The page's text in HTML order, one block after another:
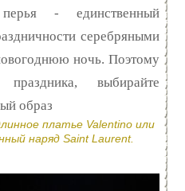
- единственный
серебряными
ночь. Поэтому
выбирайте
образ
платье Valentino или
наряд Saint Laurent.